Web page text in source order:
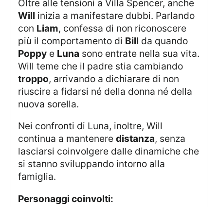
Oltre alle tensioni a Villa Spencer, anche
Will inizia a manifestare dubbi. Parlando
con Liam, confessa di non riconoscere
più il comportamento di Bill da quando
Poppy e Luna sono entrate nella sua vita.
Will teme che il padre stia cambiando
troppo, arrivando a dichiarare di non
riuscire a fidarsi né della donna né della
nuova sorella.
Nei confronti di Luna, inoltre, Will
continua a manteneredistanza, senza
lasciarsi coinvolgere dalle dinamiche che
si stanno sviluppando intorno alla
famiglia.
Personaggi coinvolti: